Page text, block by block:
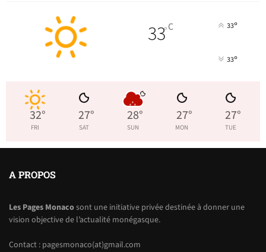
33°C 33°
33°
32°
FRI
27°
SAT
28°
SUN
27°
MON
27°
TUE
A PROPOS
Les Pages Monacosont une initiative privée destinée à donner une
vision objective de l’actualité monégasque.
Contact : pagesmonaco(at)gmail.com